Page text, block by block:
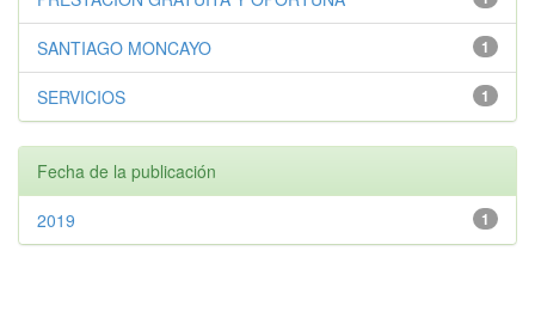
1
SANTIAGO MONCAYO
1
SERVICIOS
Fecha de la publicación
1
2019